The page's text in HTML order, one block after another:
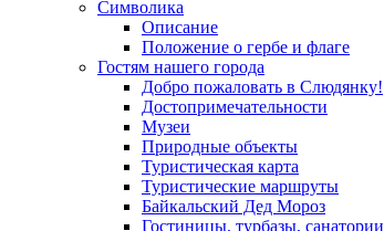
Символика
Описание
Положение о гербе и флаге
Гостям нашего города
Добро пожаловать в Слюдянку!
Достопримечательности
Музеи
Природные объекты
Туристическая карта
Туристические маршруты
Байкальский Дед Мороз
Гостиницы, турбазы, санатории